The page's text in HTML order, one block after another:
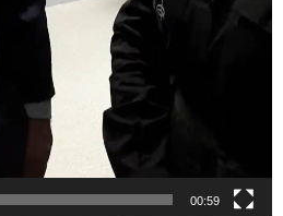
00:59